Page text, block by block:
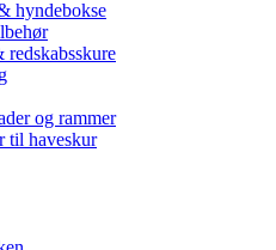
hyndebokse
redskabsskure
og rammer
til haveskur